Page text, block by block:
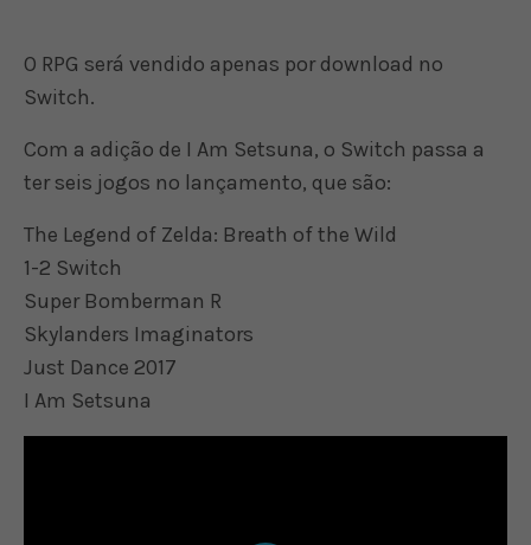
O RPG será vendido apenas por download no
Switch.
Com a adição de I Am Setsuna, o Switch passa a
ter seis jogos no lançamento, que são:
The Legend of Zelda: Breath of the Wild
1-2 Switch
Super Bomberman R
Skylanders Imaginators
Just Dance 2017
I Am Setsuna